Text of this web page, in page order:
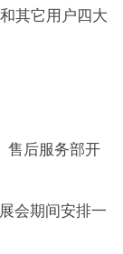
其它用户四大
售后服务部开
会期间安排一